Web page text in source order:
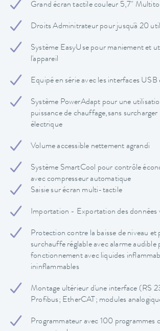
Grand écran tactile couleur 5,7"
Droits Adminitrateur pour jusqu'à 20
Système EasyUse pour maniement et
l'appareil
Equipé en série avec les interfaces
Système PowerAdapt pour une
puissance de chauffage,sans
électrique
Volume accessible nettement agrandi
Système SmartCool pour contrôle
avec compresseur automatique
Saisie sur écran multi-tactile
Importation - Exportation des données
Protection contre la baisse de niveau et
surchauffe réglable avec alarme audible
fonctionnement avec liquides
ininflammables
Montage ultérieur d'une interface (RS
Profibus; EtherCAT; modules
Programmateur avec 100 programmes